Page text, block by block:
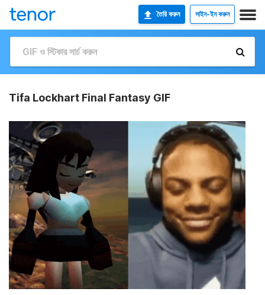
তৈরি করুন সাইন-ইন করুন
Tifa Lockhart Final Fantasy GIF